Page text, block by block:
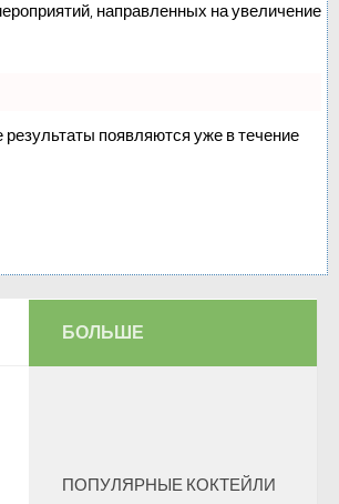
направленных на увеличение
результаты появляются уже в течение
БОЛЬШЕ
ПОПУЛЯРНЫЕ КОКТЕЙЛИ